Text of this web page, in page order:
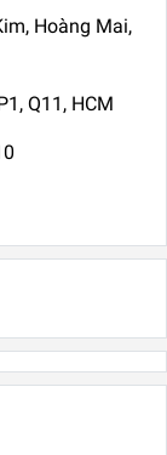
Hoàng Mai,
Q11, HCM